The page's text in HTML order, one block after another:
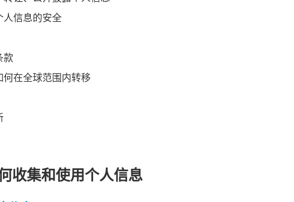
人信息的安全
款
在全球范围内转移
收集和使用个人信息